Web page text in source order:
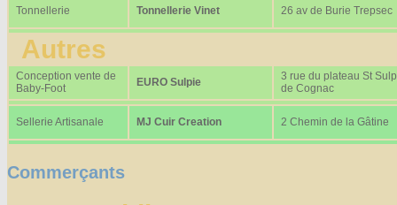
Tonnellerie Tonnellerie Vinet 26 av de Burie Trepsec
Autres
Conception vente de
Baby-Foot
EURO Sulpie
3 rue du plateau St
de Cognac
Sellerie Artisanale MJ Cuir Creation 2 Chemin de la Gâtine
Commerçants